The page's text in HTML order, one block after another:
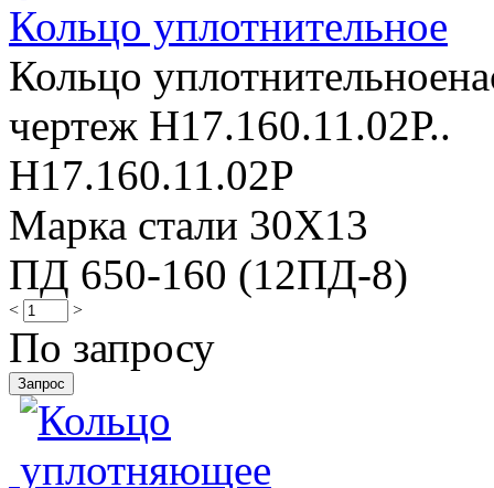
Кольцо уплотнительное
Кольцо
чертеж Н17.160.11.02Р..
Н17.160.11.02Р
Марка стали 30Х13
ПД 650-160 (12ПД-8)
< >
По запросу